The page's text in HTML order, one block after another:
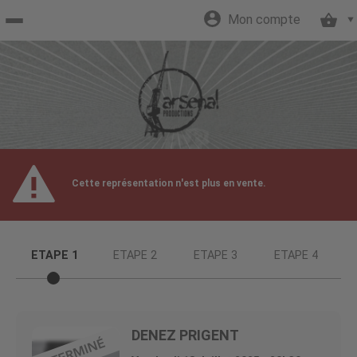
Site
officiel
Mon compte
Cette représentation n'est plus en vente.
ETAPE 1 ETAPE 2 ETAPE 3 ETAPE 4
DENEZ PRIGENT